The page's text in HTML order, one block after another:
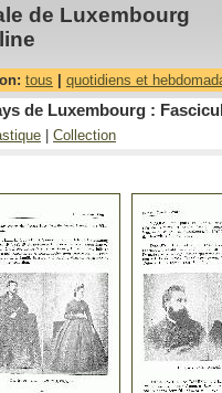
de Luxembourg
tous quotidiens et
de Luxembourg :
Collection